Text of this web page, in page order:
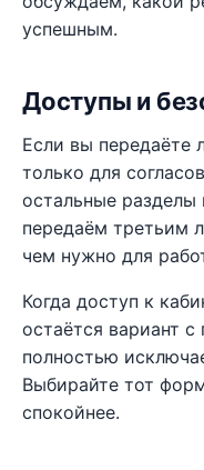
успешным.
Доступы и
Если вы передаёте
только для
остальные разделы
передаём третьим
чем нужно для
Когда доступ к
остаётся вариант
полностью
Выбирайте тот
спокойнее.